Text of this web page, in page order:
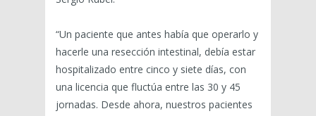
“Un paciente que antes había que operarlo y
hacerle una resección intestinal, debía estar
hospitalizado entre cinco y siete días, con
una licencia que fluctúa entre las 30 y 45
jornadas. Desde ahora, nuestros pacientes